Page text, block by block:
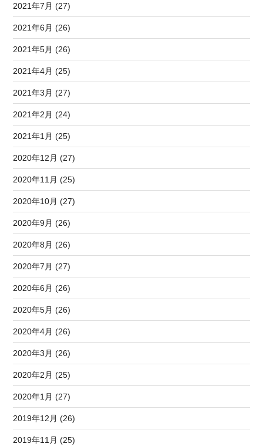
2021年7月 (27)
2021年6月 (26)
2021年5月 (26)
2021年4月 (25)
2021年3月 (27)
2021年2月 (24)
2021年1月 (25)
2020年12月 (27)
2020年11月 (25)
2020年10月 (27)
2020年9月 (26)
2020年8月 (26)
2020年7月 (27)
2020年6月 (26)
2020年5月 (26)
2020年4月 (26)
2020年3月 (26)
2020年2月 (25)
2020年1月 (27)
2019年12月 (26)
2019年11月 (25)